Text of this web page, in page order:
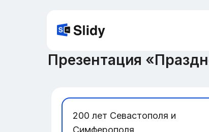
Презентация
200 лет Севастополя и
Симферополя